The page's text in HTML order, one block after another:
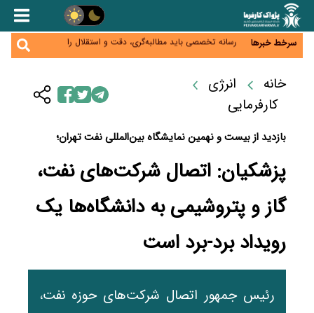
سرخط خبرها
هشدار درباره کاهش عرضه مسکن اجاره‌ای؛ دولت
رسانه تخصصی باید مطالبه‌گری، دقت و استقلال را
سرلوحه کار خود قرار دهد
به چه قیمتی؟
موبایل گران می‌شود؟ هزینه واردات ۱۰ برابر شد، ثبت
سفارش همچنان متوقف است
خانه
انرژی
کارفرمایی
بازدید از بیست و نهمین نمایشگاه بین‌المللی نفت تهران؛
پزشکیان: اتصال شرکت‌های نفت،
گاز و پتروشیمی به دانشگاه‌ها یک
رویداد برد-برد است
رئیس جمهور اتصال شرکت‌های حوزه نفت،